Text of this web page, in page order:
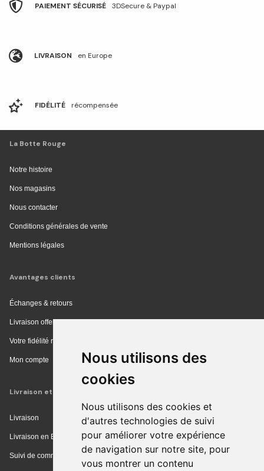
Nous utilisons des
cookies
Nous utilisons des cookies et
d'autres technologies de suivi
pour améliorer votre expérience
de navigation sur notre site, pour
vous montrer un contenu
PAIEMENT SÉCURISÉ 3DSecure & Paypal
LIVRAISON en Europe
FIDÉLITÉ récompensée
La Botte Rouge
Notre histoire
Nos magasins
Nous contacter
Conditions générales de vente
Mentions légales
Avantages clients
Échanges & retours
Livraison offerte en magasin
Votre fidélité récompensée
Mon compte
Livraison et achat
Livraison
Livraison en Europe
Suivi de commande